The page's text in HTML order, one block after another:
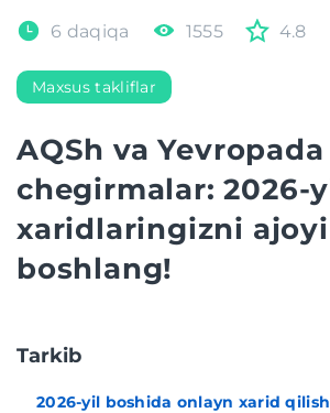
6 daqiqa 1555 4.8
Maxsus takliflar
AQSh va Yevropada
chegirmalar: 2026-
xaridlaringizni
boshlang!
Tarkib
2026-yil boshida onlayn xarid